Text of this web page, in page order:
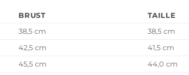
BRUST TAILLE
38,5 cm 38,5 cm
42,5 cm 41,5 cm
45,5 cm 44,0 cm